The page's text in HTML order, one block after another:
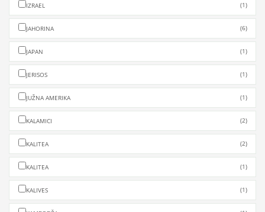
IZRAEL (1)
JAHORINA (6)
JAPAN (1)
JERISOS (1)
JUŽNA AMERIKA (1)
KALAMICI (2)
KALITEA (2)
KALITEA (1)
KALIVES (1)